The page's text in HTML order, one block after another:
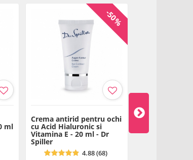
(Fragrance), Geraniol, Citronellol
deschidere a produsului.
ml
-50%
Crema antirid pentru ochi
cu Acid Hialuronic si
Vitamina E - 20 ml - Dr
Spiller
4.88 (68)
Crema
Sensicura - 50